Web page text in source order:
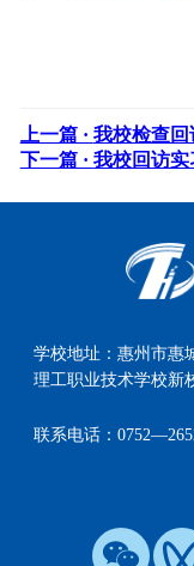
上一篇 · 我校检查
下一篇 · 我校回访
学校地址：惠州市惠
理工职业技术学校新
联系电话：